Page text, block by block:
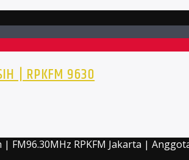
| RPKFM 9630
| FM96.30MHz RPKFM Jakarta |